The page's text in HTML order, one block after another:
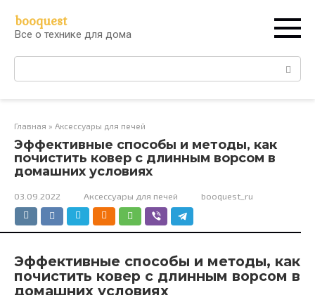
контенту
booquest
Все о технике для дома
Поиск:
Главная » Аксессуары для печей
Эффективные способы и методы, как
почистить ковер с длинным ворсом в
домашних условиях
03.09.2022 Аксессуары для печей booquest_ru
Эффективные способы и методы, как
почистить ковер с длинным ворсом в
домашних условиях